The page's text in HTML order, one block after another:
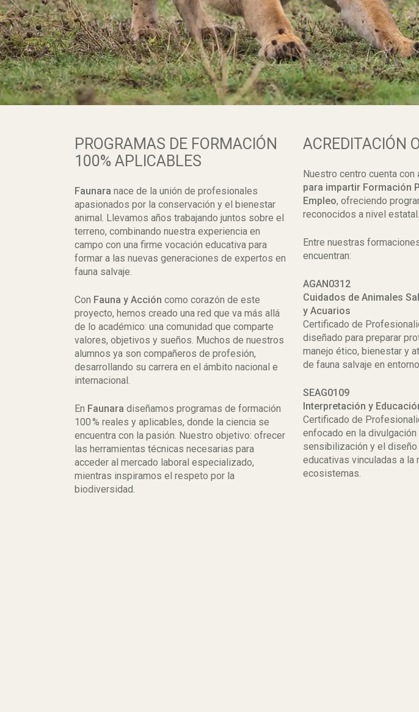
PROGRAMAS DE FORMACIÓN
100% APLICABLES
Faunara nace de la unión de profesionales
apasionados por la conservación y el bienestar
animal. Llevamos años trabajando juntos sobre el
terreno, combinando nuestra experiencia en
campo con una firme vocación educativa para
formar a las nuevas generaciones de expertos en
fauna salvaje.
Con Fauna y Acción como corazón de este
proyecto, hemos creado una red que va más allá
de lo académico: una comunidad que comparte
valores, objetivos y sueños. Muchos de nuestros
alumnos ya son compañeros de profesión,
desarrollando su carrera en el ámbito nacional e
internacional.
En Faunara diseñamos programas de formación
100 % reales y aplicables, donde la ciencia se
encuentra con la pasión. Nuestro objetivo: ofrecer
las herramientas técnicas necesarias para
acceder al mercado laboral especializado,
mientras inspiramos el respeto por la
biodiversidad.
ACREDITACIÓN
Nuestro centro cuenta con
para impartir Formación
Empleo, ofreciendo
reconocidos a nivel estatal.
Entre nuestras
encuentran:
AGAN0312
Cuidados de Animales
y Acuarios
Certificado de
diseñado para preparar
manejo ético, bienestar y
de fauna salvaje en
SEAG0109
Interpretación y
Certificado de
enfocado en la divulgación
sensibilización y el
educativas vinculadas a la
ecosistemas.